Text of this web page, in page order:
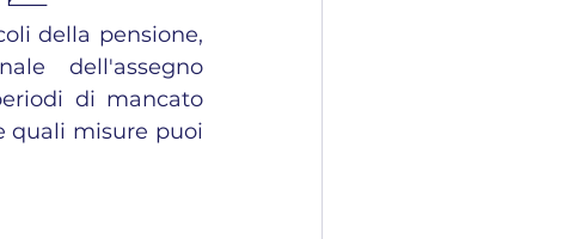
della pensione,
dell'assegno
di mancato
quali misure puoi